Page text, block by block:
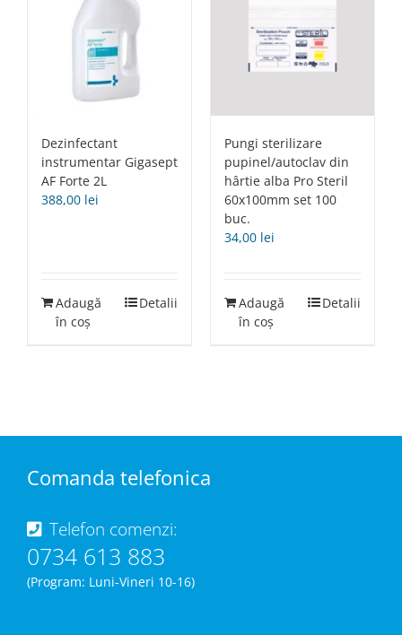
Dezinfectant
instrumentar Gigasept
AF Forte 2L
388,00 lei
Adaugă
în coș
Detalii
Pungi sterilizare
pupinel/autoclav din
hârtie alba Pro Steril
60x100mm set 100
buc.
34,00 lei
Adaugă
în coș
Detalii
Comanda telefonica
Telefon comenzi:
0734 613 883
(Program: Luni-Vineri 10-16)